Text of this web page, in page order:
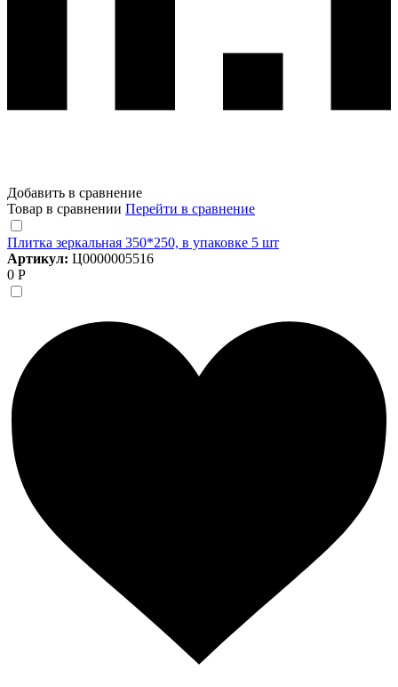
Добавить в сравнение
Товар в сравнении Перейти в сравнение
Плитка зеркальная 350*250, в упаковке 5 шт
Артикул: Ц0000005516
0 Р